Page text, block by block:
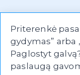
Priterenkė
gydymas” arba
Paglostyt
paslaugą